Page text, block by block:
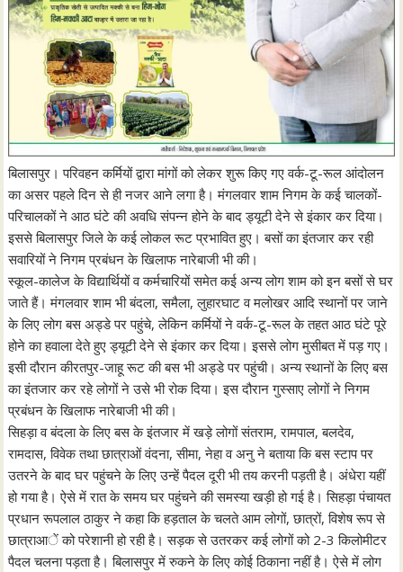
बिलासपुर। परिवहन कर्मियों द्वारा मांगों को लेकर शुरू किए गए वर्क-टू-रूल आंदोलन
का असर पहले दिन से ही नजर आने लगा है। मंगलवार शाम निगम के कई चालकों-
परिचालकों ने आठ घंटे की अवधि संपन्न होने के बाद ड्यूटी देने से इंकार कर दिया।
इससे बिलासपुर जिले के कई लोकल रूट प्रभावित हुए। बसों का इंतजार कर रही
सवारियों ने निगम प्रबंधन के खिलाफ नारेबाजी भी की।
स्कूल-कालेज के विद्यार्थियों व कर्मचारियों समेत कई अन्य लोग शाम को इन बसों से घर
जाते हैं। मंगलवार शाम भी बंदला, समैला, लुहारघाट व मलोखर आदि स्थानों पर जाने
के लिए लोग बस अड्डे पर पहुंचे, लेकिन कर्मियों ने वर्क-टू-रूल के तहत आठ घंटे पूरे
होने का हवाला देते हुए ड्यूटी देने से इंकार कर दिया। इससे लोग मुसीबत में पड़ गए।
इसी दौरान कीरतपुर-जाहू रूट की बस भी अड्डे पर पहुंची। अन्य स्थानों के लिए बस
का इंतजार कर रहे लोगों ने उसे भी रोक दिया। इस दौरान गुस्साए लोगों ने निगम
प्रबंधन के खिलाफ नारेबाजी भी की।
सिहड़ा व बंदला के लिए बस के इंतजार में खड़े लोगों संतराम, रामपाल, बलदेव,
रामदास, विवेक तथा छात्राओं वंदना, सीमा, नेहा व अनु ने बताया कि बस स्टाप पर
उतरने के बाद घर पहुंचने के लिए उन्हें पैदल दूरी भी तय करनी पड़ती है। अंधेरा यहीं
हो गया है। ऐसे में रात के समय घर पहुंचने की समस्या खड़ी हो गई है। सिहड़ा पंचायत
प्रधान रूपलाल ठाकुर ने कहा कि हड़ताल के चलते आम लोगों, छात्रों, विशेष रूप से
छात्राआें को परेशानी हो रही है। सड़क से उतरकर कई लोगों को 2-3 किलोमीटर
पैदल चलना पड़ता है। बिलासपुर में रुकने के लिए कोई ठिकाना नहीं है। ऐसे में लोग